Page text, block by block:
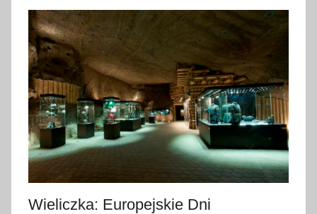
l
s
t
o
a
d
a
0Wieliczka: Europejskie Dni